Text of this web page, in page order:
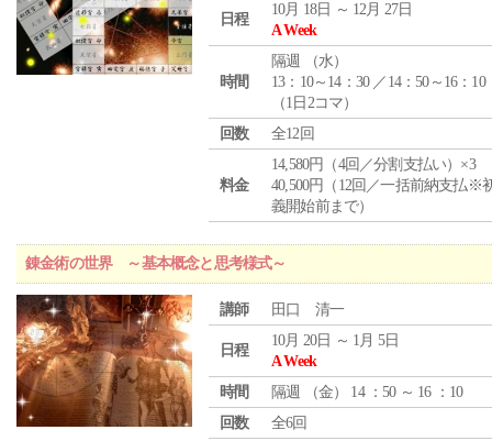
日程
10月 18日 ～ 12月 27日
A Week
時間
隔週 （水）
13：10～14：30 ／14：50～16：10
（1日2コマ）
回数
全12回
料金
14,580円（4回／分割支払い）×3
40,500円（12回／一括前納支払※
義開始前まで）
錬金術の世界 ～基本概念と思考様式～
講師 田口 清一
日程
10月 20日 ～ 1月 5日
A Week
時間
隔週 （金） 14 ：50 ～ 16 ：10
回数
全6回